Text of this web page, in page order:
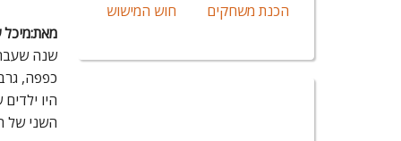
מאת:מיכל
שנה
כפפה,
היו
השני של
הכנת משחקים
חוש המישוש